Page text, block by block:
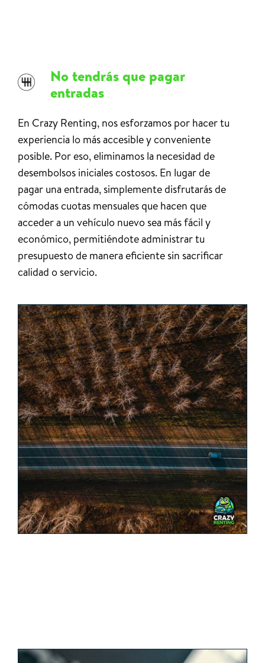
No tendrás que pagar
entradas
En Crazy Renting, nos esforzamos por hacer tu
experiencia lo más accesible y conveniente
posible. Por eso, eliminamos la necesidad de
desembolsos iniciales costosos. En lugar de
pagar una entrada, simplemente disfrutarás de
cómodas cuotas mensuales que hacen que
acceder a un vehículo nuevo sea más fácil y
económico, permitiéndote administrar tu
presupuesto de manera eficiente sin sacrificar
calidad o servicio.